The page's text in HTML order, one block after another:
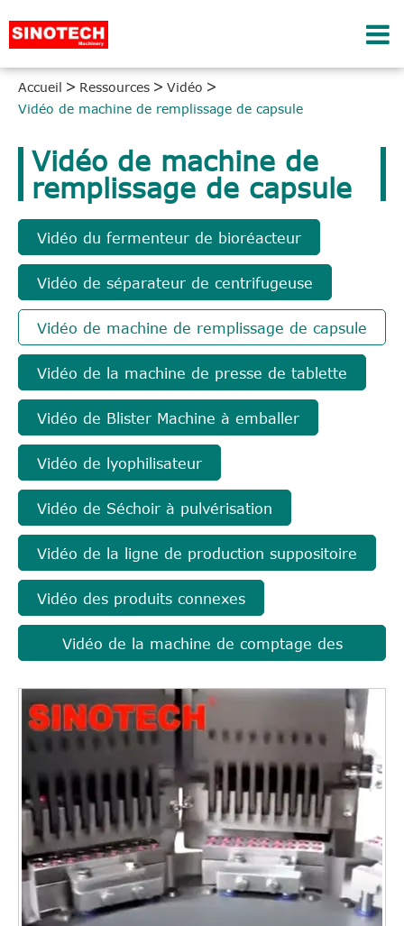
Accueil Ressources
Vidéo
Vidéo de machine de remplissage de capsule
Vidéo de machine de
remplissage de capsule
Vidéo du fermenteur de bioréacteur
Vidéo de séparateur de centrifugeuse
Vidéo de machine de remplissage de capsule
Vidéo de la machine de presse de tablette
Vidéo de Blister Machine à emballer
Vidéo de lyophilisateur
Vidéo de Séchoir à pulvérisation
Vidéo de la ligne de production suppositoire
Vidéo des produits connexes
Vidéo de la machine de comptage des